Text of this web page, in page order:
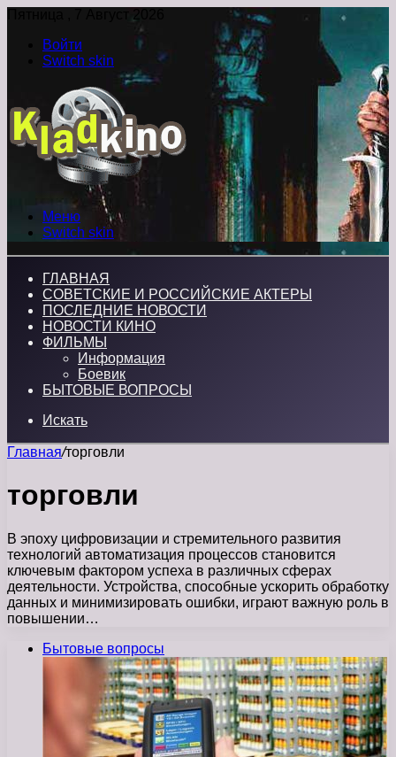
Пятница , 7 Август 2026
Войти
Switch skin
Меню
Switch skin
ГЛАВНАЯ
СОВЕТСКИЕ И РОССИЙСКИЕ АКТЕРЫ
ПОСЛЕДНИЕ НОВОСТИ
НОВОСТИ КИНО
ФИЛЬМЫ
Информация
Боевик
БЫТОВЫЕ ВОПРОСЫ
Искать
Главная/торговли
торговли
В эпоху цифровизации и стремительного развития
технологий автоматизация процессов становится
ключевым фактором успеха в различных сферах
деятельности. Устройства, способные ускорить обработку
данных и минимизировать ошибки, играют важную роль в
повышении…
Бытовые вопросы